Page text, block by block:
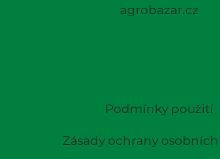
agrobazar.cz
Podmínky použití
Zásady ochrany